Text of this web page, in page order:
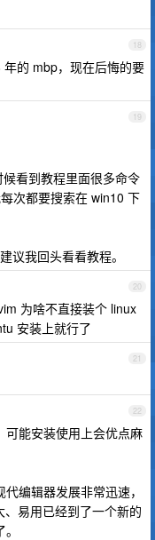
18
的 mbp，现在后悔的要
19
看到教程里面很多命令
次都要搜索在 win10 下
议我回头看看教程。
20
为啥不直接装个 linux
安装上就行了
21
22
能安装使用上会优点麻
编辑器发展非常迅速，
易用已经到了一个新的